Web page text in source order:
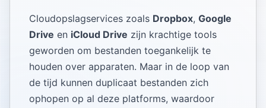
Cloudopslagservices zoals Dropbox, Google
Drive en iCloud Drive zijn krachtige tools
geworden om bestanden toegankelijk te
houden over apparaten. Maar in de loop van
de tijd kunnen duplicaat bestanden zich
ophopen op al deze platforms, waardoor